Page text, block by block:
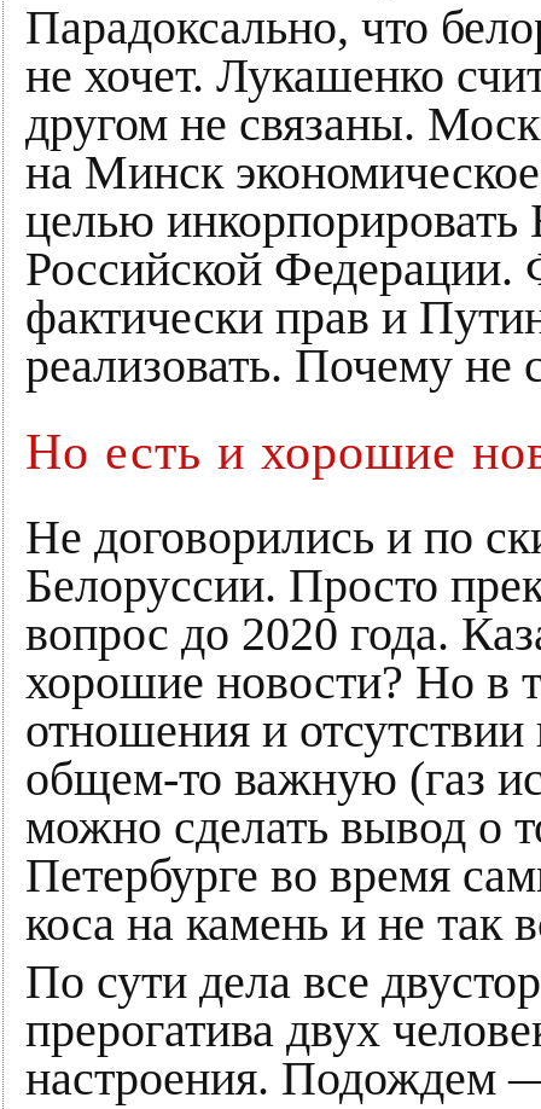
Парадоксально, что
не хочет. Лукашенко
другом не связаны.
на Минск
целью инкорпорировать
Российской
фактически прав и
реализовать. Почему не
Но есть и хорошие
Не договорились и по
Белоруссии. Просто
вопрос до 2020 года.
хорошие новости? Но в
отношения и
общем-то важную (газ
можно сделать вывод о
Петербурге во время
коса на камень и не так
По сути дела все
прерогатива двух
настроения. Подождем